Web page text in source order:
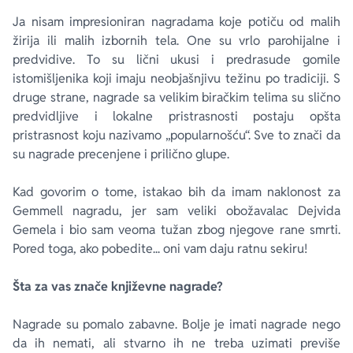
Ja nisam impresioniran nagradama koje potiču od malih
žirija ili malih izbornih tela. One su vrlo parohijalne i
predvidive. To su lični ukusi i predrasude gomile
istomišljenika koji imaju neobjašnjivu težinu po tradiciji. S
druge strane, nagrade sa velikim biračkim telima su slično
predvidljive i lokalne pristrasnosti postaju opšta
pristrasnost koju nazivamo „popularnošću“. Sve to znači da
su nagrade precenjene i prilično glupe.
Kad govorim o tome, istakao bih da imam naklonost za
Gemmell nagradu, jer sam veliki obožavalac Dejvida
Gemela i bio sam veoma tužan zbog njegove rane smrti.
Pored toga, ako pobedite... oni vam daju ratnu sekiru!
Šta za vas znače književne nagrade?
Nagrade su pomalo zabavne. Bolje je imati nagrade nego
da ih nemati, ali stvarno ih ne treba uzimati previše